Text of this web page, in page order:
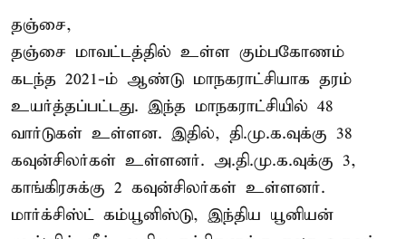
தஞ்சை,
தஞ்சை மாவட்டத்தில் உள்ள கும்பகோணம்
கடந்த 2021-ம் ஆண்டு மாநகராட்சியாக தரம்
உயர்த்தப்பட்டது. இந்த மாநகராட்சியில் 48
வார்டுகள் உள்ளன. இதில், தி.மு.க.வுக்கு 38
கவுன்சிலர்கள் உள்ளனர். அ.தி.மு.க.வுக்கு 3,
காங்கிரசுக்கு 2 கவுன்சிலர்கள் உள்ளனர்.
மார்க்சிஸ்ட் கம்யூனிஸ்டு, இந்திய யூனியன்